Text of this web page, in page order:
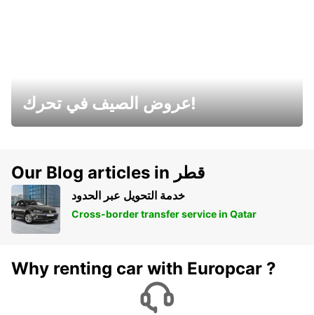
عروض الصيف في تحرك!
Our Blog articles in قطر
خدمة التحويل عبر الحدود
Cross-border transfer service in Qatar
Why renting car with Europcar ?